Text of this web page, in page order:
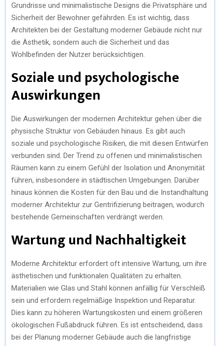
Grundrisse und minimalistische Designs die Privatsphäre und
Sicherheit der Bewohner gefährden. Es ist wichtig, dass
Architekten bei der Gestaltung moderner Gebäude nicht nur
die Ästhetik, sondern auch die Sicherheit und das
Wohlbefinden der Nutzer berücksichtigen.
Soziale und psychologische
Auswirkungen
Die Auswirkungen der modernen Architektur gehen über die
physische Struktur von Gebäuden hinaus. Es gibt auch
soziale und psychologische Risiken, die mit diesen Entwürfen
verbunden sind. Der Trend zu offenen und minimalistischen
Räumen kann zu einem Gefühl der Isolation und Anonymität
führen, insbesondere in städtischen Umgebungen. Darüber
hinaus können die Kosten für den Bau und die Instandhaltung
moderner Architektur zur Gentrifizierung beitragen, wodurch
bestehende Gemeinschaften verdrängt werden.
Wartung und Nachhaltigkeit
Moderne Architektur erfordert oft intensive Wartung, um ihre
ästhetischen und funktionalen Qualitäten zu erhalten.
Materialien wie Glas und Stahl können anfällig für Verschleiß
sein und erfordern regelmäßige Inspektion und Reparatur.
Dies kann zu höheren Wartungskosten und einem größeren
ökologischen Fußabdruck führen. Es ist entscheidend, dass
bei der Planung moderner Gebäude auch die langfristige